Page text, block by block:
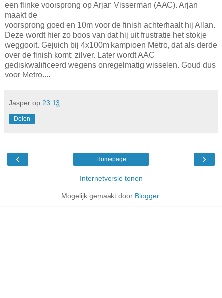
een flinke voorsprong op Arjan Visserman (AAC). Arjan
maakt de
voorsprong goed en 10m voor de finish achterhaalt hij Allan.
Deze wordt hier zo boos van dat hij uit frustratie het stokje
weggooit. Gejuich bij 4x100m kampioen Metro, dat als derde
over de finish komt: zilver. Later wordt AAC
gediskwalificeerd wegens onregelmatig wisselen. Goud dus
voor Metro....
Jasper op 23:13
Delen
‹ ›
Homepage
Internetversie tonen
Mogelijk gemaakt door Blogger.